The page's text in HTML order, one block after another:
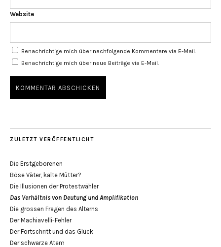
Website
Benachrichtige mich über nachfolgende Kommentare via E-Mail.
Benachrichtige mich über neue Beiträge via E-Mail.
ZULETZT VERÖFFENTLICHT
Die Erstgeborenen
Böse Väter, kalte Mütter?
Die Illusionen der Protestwähler
Das Verhältnis von Deutung und Amplifikation
Die grossen Fragen des Alterns
Der Machiavelli-Fehler
Der Fortschritt und das Glück
Der schwarze Atem